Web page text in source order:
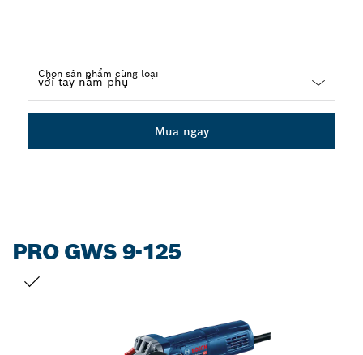
Chọn sản phẩm cùng loại
Mua ngay
PRO GWS 9-125